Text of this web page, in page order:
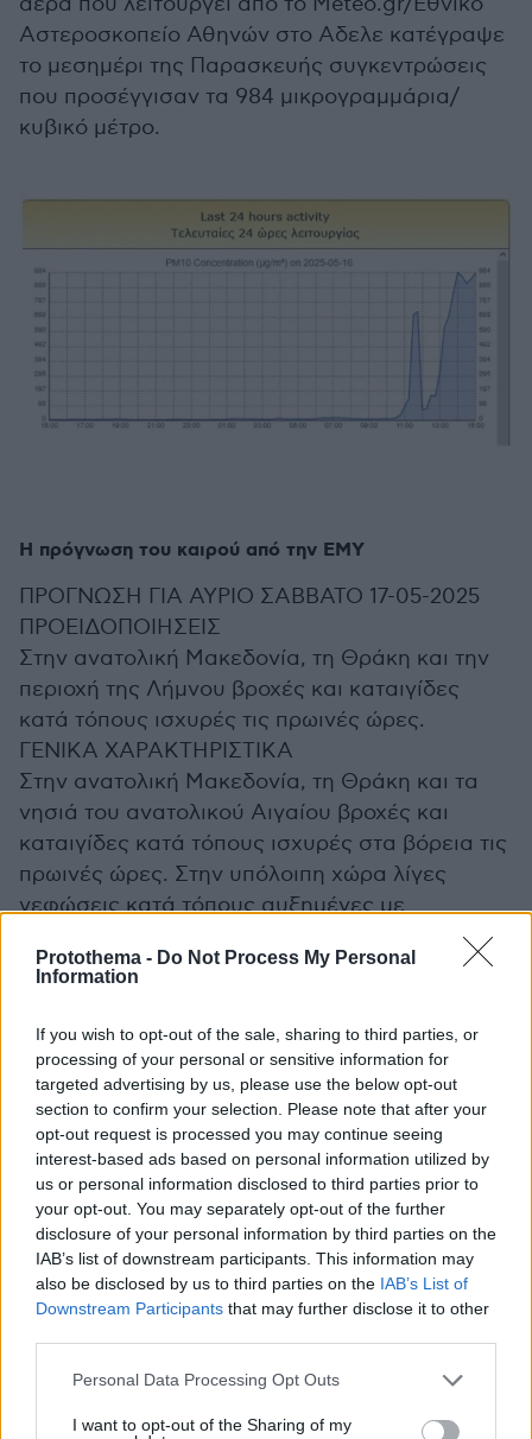
Protothema - Do Not Process My Personal
Information
If you wish to opt-out of the sale, sharing to third parties, or
processing of your personal or sensitive information for
targeted advertising by us, please use the below opt-out
section to confirm your selection. Please note that after your
opt-out request is processed you may continue seeing
interest-based ads based on personal information utilized by
us or personal information disclosed to third parties prior to
your opt-out. You may separately opt-out of the further
disclosure of your personal information by third parties on the
IAB’s list of downstream participants. This information may
also be disclosed by us to third parties on the IAB’s List of
Downstream Participants that may further disclose it to other
Please note that this website/app uses one or more Google
not limited to your visit or usage behaviour. You may click to
Personal Data Processing Opt Outs
I want to opt-out of the Sharing of my
Αστεροσκοπείο Αθηνών στο Αδελε κατέγραψε
το μεσημέρι της Παρασκευής συγκεντρώσεις
που προσέγγισαν τα 984 μικρογραμμάρια/
κυβικό μέτρο.
Η πρόγνωση του καιρού από την ΕΜΥ
ΠΡΟΓΝΩΣΗ ΓΙΑ ΑΥΡΙΟ ΣΑΒΒΑΤΟ 17-05-2025
ΠΡΟΕΙΔΟΠΟΙΗΣΕΙΣ
Στην ανατολική Μακεδονία, τη Θράκη και την
περιοχή της Λήμνου βροχές και καταιγίδες
κατά τόπους ισχυρές τις πρωινές ώρες.
ΓΕΝΙΚΑ ΧΑΡΑΚΤΗΡΙΣΤΙΚΑ
Στην ανατολική Μακεδονία, τη Θράκη και τα
νησιά του ανατολικού Αιγαίου βροχές και
καταιγίδες κατά τόπους ισχυρές στα βόρεια τις
πρωινές ώρες. Στην υπόλοιπη χώρα λίγες
νεφώσεις κατά τόπους αυξημένες με
πρόσκαιρους όμβρους κυρίως το μεσημέρι -
απόγευμα στα ηπειρωτικά.
νότια.
Οι άνεμοι θα πνέουν από δυτικές διευθύνσεις
3 με 5 και στα πελάγη τοπικά 6 μποφόρ.
Η θερμοκρασία θα σημειώσει μικρή πτώση στα
νότια και μικρή άνοδο στα βόρεια. Θα φτάσει
στα βόρεια τους 22 με 23 βαθμούς, στις
υπόλοιπες περιοχές τους 22 με 24 και τοπικά
στα ηπειρωτικά και την Κρήτη τους 25 βαθμούς
Κελσίου.
ΜΑΚΕΔΟΝΙΑ, ΘΡΑΚΗ
Καιρός: Στην ανατολική Μακεδονία και τη
κατά τόπους ισχυρές τις πρωινές ώρες και